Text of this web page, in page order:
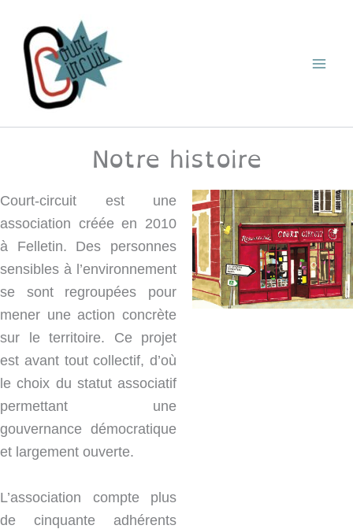
contenu
Notre histoire
Court-circuit est une
association créée en 2010
à Felletin. Des personnes
sensibles à l’environnement
se sont regroupées pour
mener une action concrète
sur le territoire. Ce projet
est avant tout collectif, d’où
le choix du statut associatif
permettant une
gouvernance démocratique
et largement ouverte.
L’association compte plus
de cinquante adhérents